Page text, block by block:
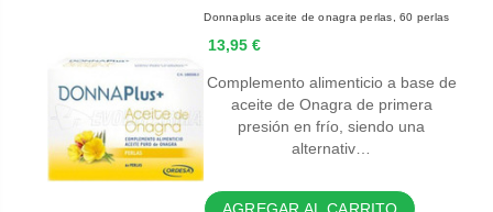
Donnaplus aceite de onagra perlas, 60 perlas
13,95 €
Complemento alimenticio a base de
aceite de Onagra de primera
presión en frío, siendo una
alternativ…